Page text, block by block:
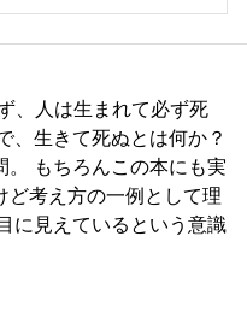
、人は生まれて必ず死
、生きて死ぬとは何か？
。 もちろんこの本にも実
ど考え方の一例として理
に見えているという意識